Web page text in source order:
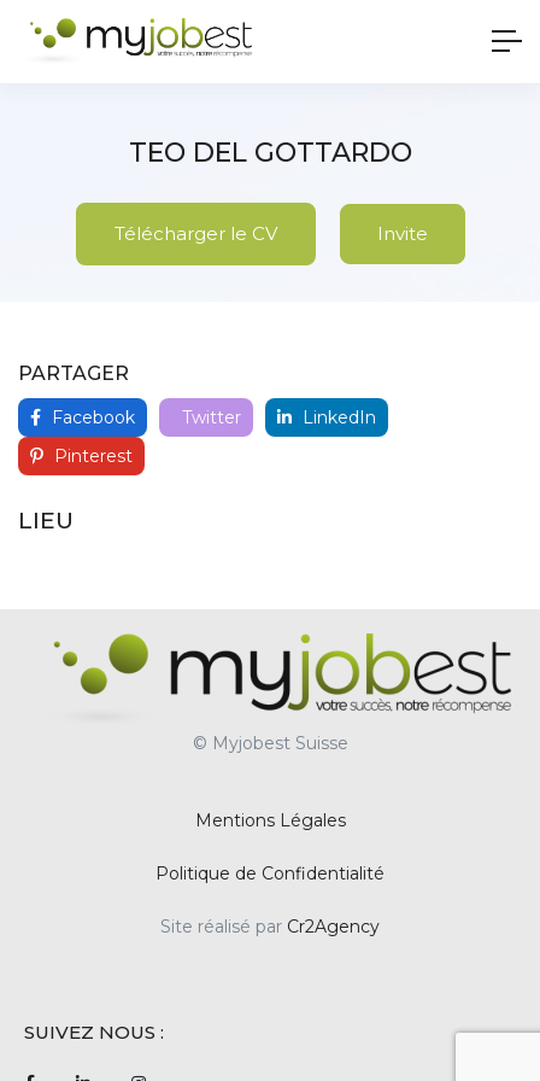
TEO DEL GOTTARDO
Télécharger le CV Invite
PARTAGER
Facebook Twitter
LinkedIn
Pinterest
LIEU
© Myjobest Suisse
Mentions Légales
Politique de Confidentialité
Site réalisé par Cr2Agency
SUIVEZ NOUS :